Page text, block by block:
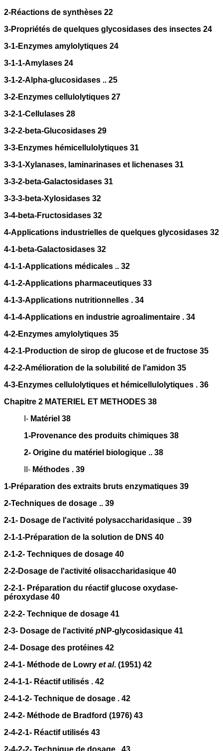
2-Réactions de synthèses 22
3-Propriétés de quelques glycosidases des insectes 24
3-1-Enzymes amylolytiques 24
3-1-1-Amylases 24
3-1-2-Alpha-glucosidases .. 25
3-2-Enzymes cellulolytiques 27
3-2-1-Cellulases 28
3-2-2-beta-Glucosidases 29
3-3-Enzymes hémicellulolytiques 31
3-3-1-Xylanases, laminarinases et lichenases 31
3-3-2-beta-Galactosidases 31
3-3-3-beta-Xylosidases 32
3-4-beta-Fructosidases 32
4-Applications industrielles de quelques glycosidases 32
4-1-beta-Galactosidases 32
4-1-1-Applications médicales .. 32
4-1-2-Applications pharmaceutiques 33
4-1-3-Applications nutritionnelles . 34
4-1-4-Applications en industrie agroalimentaire . 34
4-2-Enzymes amylolytiques 35
4-2-1-Production de sirop de glucose et de fructose 35
4-2-2-Amélioration de la solubilité de l'amidon 35
4-3-Enzymes cellulolytiques et hémicellulolytiques . 36
Chapitre 2 MATERIEL ET METHODES 38
I- Matériel 38
1-Provenance des produits chimiques 38
2- Origine du matériel biologique .. 38
II- Méthodes . 39
1-Préparation des extraits bruts enzymatiques 39
2-Techniques de dosage .. 39
2-1- Dosage de l'activité polysaccharidasique .. 39
2-1-1-Préparation de la solution de DNS 40
2-1-2- Techniques de dosage 40
2-2-Dosage de l'activité olisaccharidasique 40
2-2-1- Préparation du réactif glucose oxydase-
péroxydase 40
2-2-2- Technique de dosage 41
2-3- Dosage de l'activité pNP-glycosidasique 41
2-4- Dosage des protéines 42
2-4-1- Méthode de Lowry et al. (1951) 42
2-4-1-1- Réactif utilisés . 42
2-4-1-2- Technique de dosage . 42
2-4-2- Méthode de Bradford (1976) 43
2-4-2-1- Réactif utilisés 43
2-4-2-2- Technique de dosage . 43